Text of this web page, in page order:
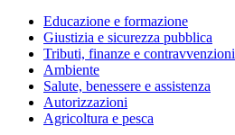
Educazione e formazione
Giustizia e sicurezza pubblica
Tributi, finanze e contravvenzioni
Ambiente
Salute, benessere e assistenza
Autorizzazioni
Agricoltura e pesca